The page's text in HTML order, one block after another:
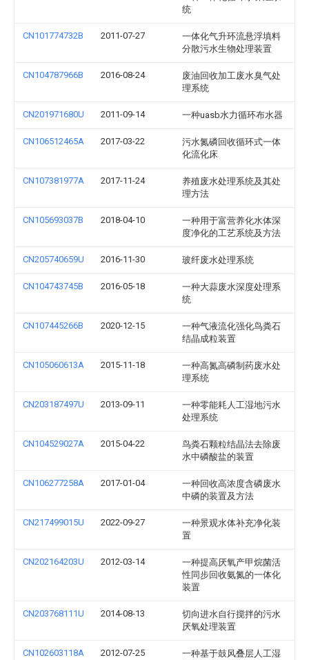
统
CN101774732B 2011-07-27
一体化气升环流悬浮填料
分散污水生物处理装置
CN104787966B 2016-08-24
废油回收加工废水臭气处
理系统
CN201971680U 2011-09-14 一种uasb水力循环布水器
CN106512465A 2017-03-22
污水氮磷回收循环式一体
化流化床
CN107381977A 2017-11-24
养殖废水处理系统及其处
理方法
CN105693037B 2018-04-10
一种用于富营养化水体深
度净化的工艺系统及方法
CN205740659U 2016-11-30 玻纤废水处理系统
CN104743745B 2016-05-18
一种大蒜废水深度处理系
统
CN107445266B 2020-12-15
一种气液流化强化鸟粪石
结晶成粒装置
CN105060613A 2015-11-18
一种高氮高磷制药废水处
理系统
CN203187497U 2013-09-11
一种零能耗人工湿地污水
处理系统
CN104529027A 2015-04-22
鸟粪石颗粒结晶法去除废
水中磷酸盐的装置
CN106277258A 2017-01-04
一种回收高浓度含磷废水
中磷的装置及方法
CN217499015U 2022-09-27
一种景观水体补充净化装
置
CN202164203U 2012-03-14
一种提高厌氧产甲烷菌活
性同步回收氨氮的一体化
装置
CN203768111U 2014-08-13
切向进水自行搅拌的污水
厌氧处理装置
CN102603118A 2012-07-25
一种基于鼓风叠层人工湿